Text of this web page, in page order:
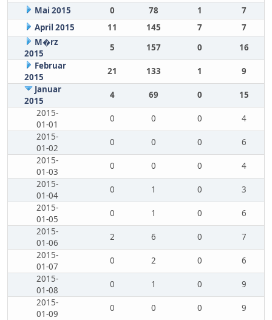
Mai 2015
0 78 1
7
April 2015
11 145 7
7
M�rz
2015
5 157 0
16
Februar
2015
21 133 1
9
Januar
2015
4 69 0
15
2015-
01-01
0 0 0
4
2015-
01-02
0 0 0
6
2015-
01-03
0 0 0
4
2015-
01-04
0 1 0
3
2015-
01-05
0 1 0
6
2015-
01-06
2 6 0
7
2015-
01-07
0 2 0
6
2015-
01-08
0 1 0
9
2015-
01-09
0 0 0
9